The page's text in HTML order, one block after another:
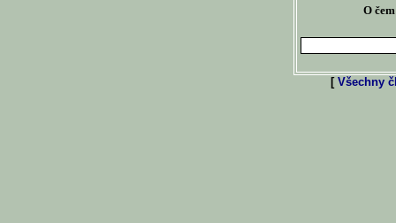
O
[ Všechny